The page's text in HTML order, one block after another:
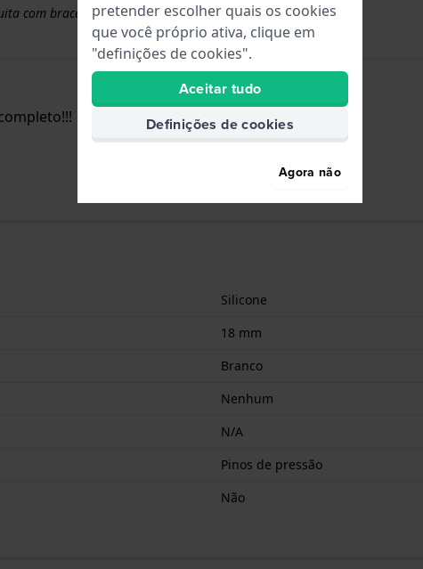
com braceletes superiores a 50 euros
Silicone
18 mm
Branco
Nenhum
N/A
Pinos de pressão
Não
pretender escolher quais os cookies
que você próprio ativa, clique em
"definições de cookies".
Aceitar tudo
Definições de cookies
Agora não